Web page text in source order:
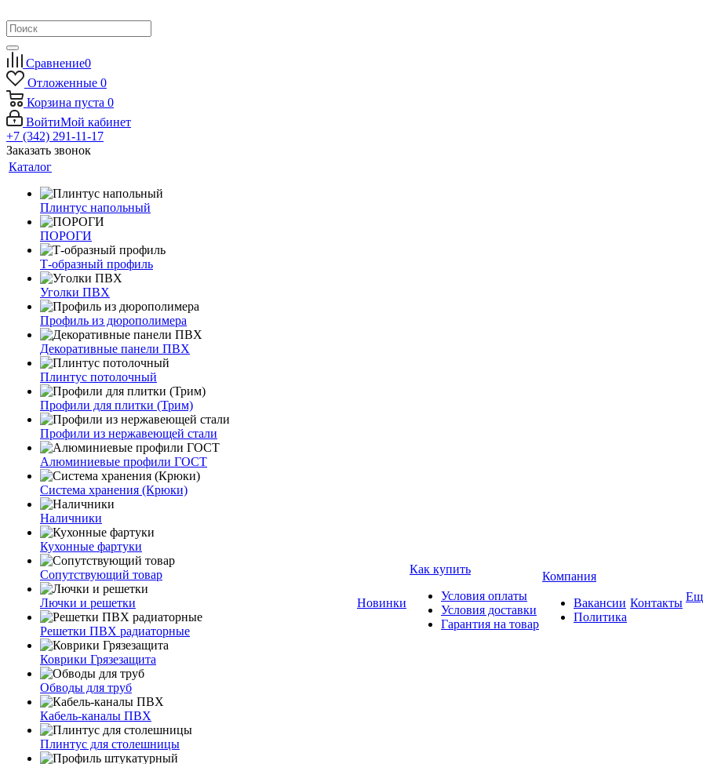
Сравнение0
Отложенные 0
Корзина пуста 0
ВойтиМой кабинет
+7 (342) 291-11-17
Заказать звонок
Каталог
Плинтус напольный
ПОРОГИ
Т-образный профиль
Уголки ПВХ
Профиль из дюрополимера
Декоративные панели ПВХ
Плинтус потолочный
Профили для плитки (Трим)
Профили из нержавеющей стали
Алюминиевые профили ГОСТ
Система хранения (Крюки)
Наличники
Кухонные фартуки
Сопутствующий товар
Лючки и решетки
Решетки ПВХ радиаторные
Коврики Грязезащита
Обводы для труб
Кабель-каналы ПВХ
Плинтус для столешницы
Новинки
Как купить
Условия оплаты
Условия доставки
Гарантия на товар
Компания
Вакансии
Политика
Контакты